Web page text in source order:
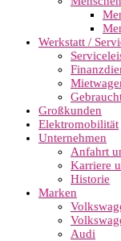
Werkstatt /
Großkunden
Elektromobilität
Unternehmen
Anfahrt
Karriere
Historie
Marken
Audi